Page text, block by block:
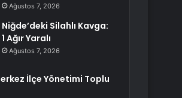
Ağustos 7, 2026
Niğde’deki Silahlı Kavga:
1 Ağır Yaralı
Ağustos 7, 2026
İlçe Yönetimi Toplu